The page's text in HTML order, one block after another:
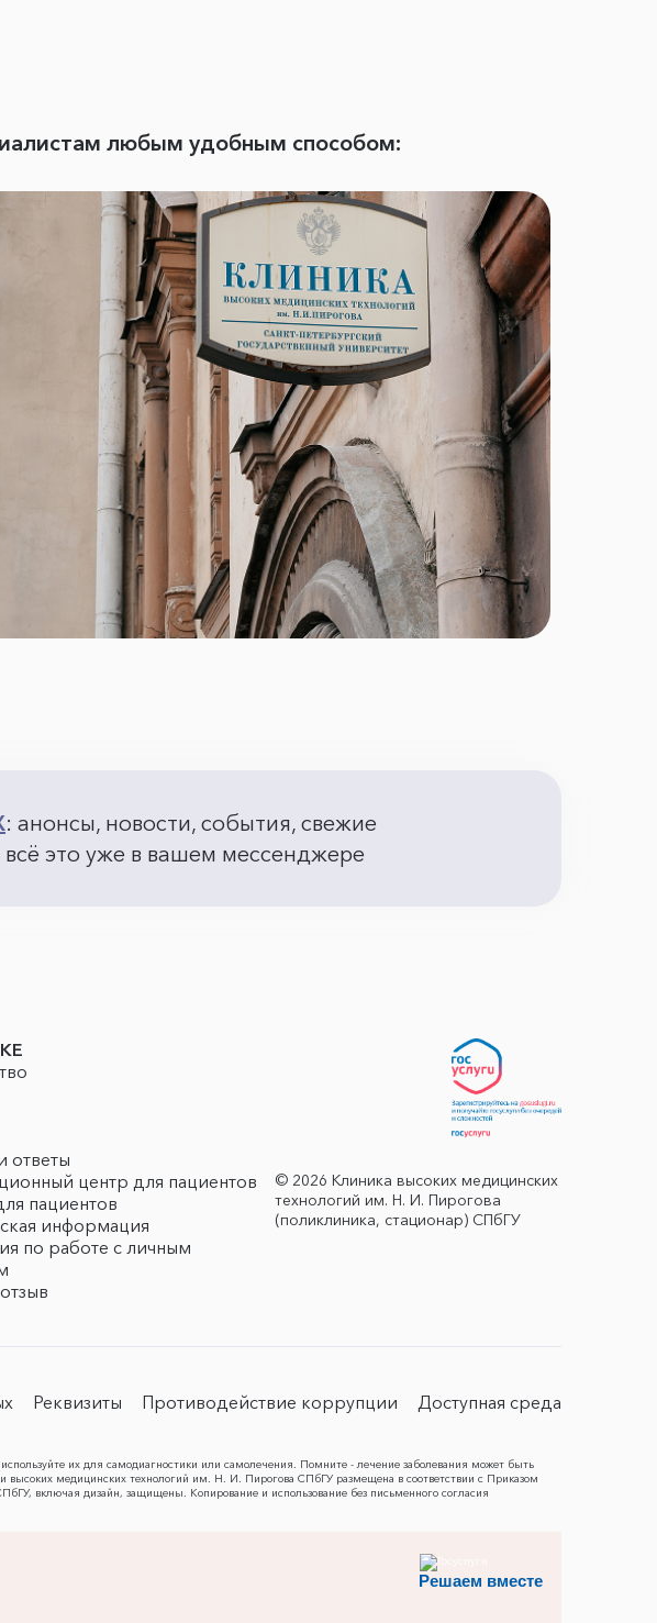
любым удобным способом:
: анонсы, новости, события, свежие
это уже в вашем мессенджере
ответы
центр для пациентов
пациентов
информация
по работе с личным
© 2026 Клиника высоких медицинских
технологий им. Н. И. Пирогова
(поликлиника, стационар) СПбГУ
Реквизиты Противодействие коррупции Доступная среда
их для самодиагностики или самолечения. Помните - лечение заболевания может быть
медицинских технологий им. Н. И. Пирогова СПбГУ размещена в соответствии с Приказом
включая дизайн, защищены. Копирование и использование без письменного согласия
Решаем вместе